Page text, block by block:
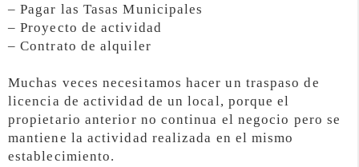
– Pagar las Tasas Municipales
– Proyecto de actividad
– Contrato de alquiler
Muchas veces necesitamos hacer un traspaso de
licencia de actividad de un local, porque el
propietario anterior no continua el negocio pero se
mantiene la actividad realizada en el mismo
establecimiento.